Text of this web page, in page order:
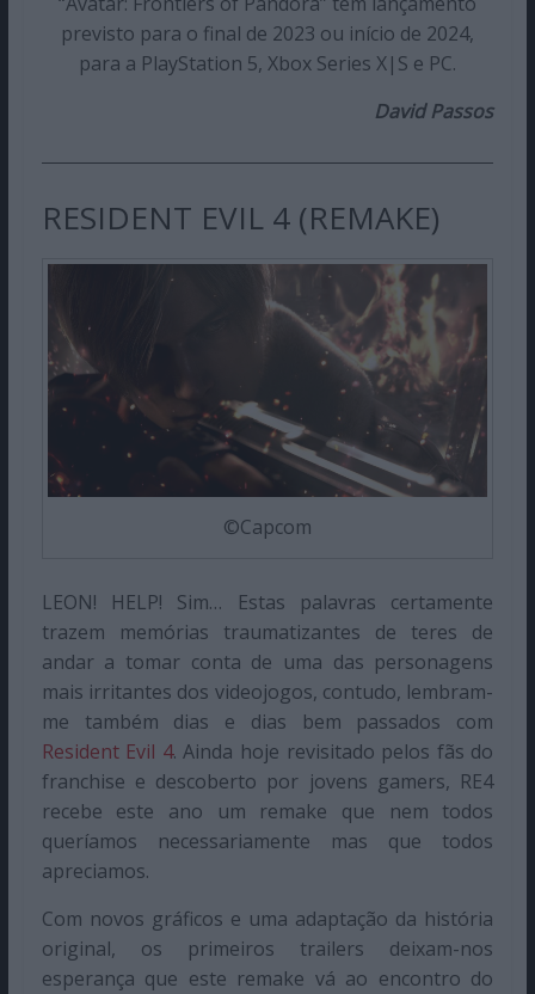
previsto para o final de 2023 ou início de 2024,
para a PlayStation 5, Xbox Series X|S e PC.
David Passos
RESIDENT EVIL 4 (REMAKE)
©Capcom
LEON! HELP! Sim… Estas palavras certamente
trazem memórias traumatizantes de teres de
andar a tomar conta de uma das personagens
mais irritantes dos videojogos, contudo, lembram-
me também dias e dias bem passados com
Resident Evil 4. Ainda hoje revisitado pelos fãs do
franchise e descoberto por jovens gamers, RE4
recebe este ano um remake que nem todos
queríamos necessariamente mas que todos
apreciamos.
Com novos gráficos e uma adaptação da história
original, os primeiros trailers deixam-nos
esperança que este remake vá ao encontro do